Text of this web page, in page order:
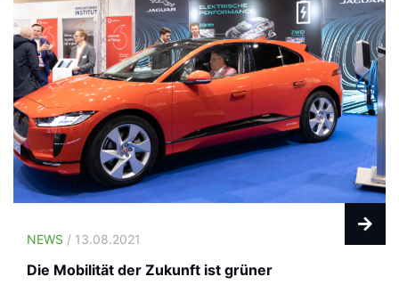
NEWS / 13.08.2021
Die Mobilität der Zukunft ist grüner